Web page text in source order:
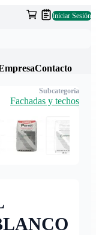
Iniciar Sesión
Contacto
Subcategoría
Fachadas y techos